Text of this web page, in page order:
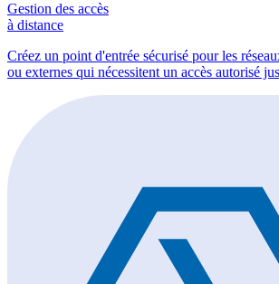
Gestion des accès
à distance
Créez un point d'entrée sécurisé pour les
ou externes qui nécessitent un accès autorisé